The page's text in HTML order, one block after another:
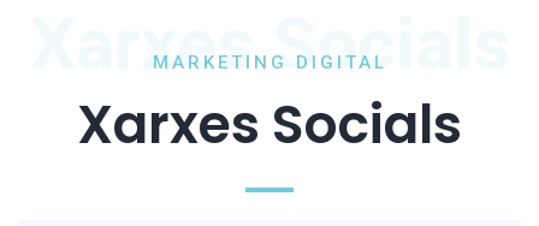
Xarxes Socials
MARKETING DIGITAL
Xarxes Socials